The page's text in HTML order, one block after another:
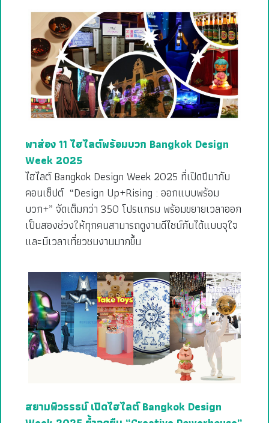
พาส่อง 11 ไฮไลต์พร้อมบวก Bangkok Design
Week 2025
ไฮไลต์ Bangkok Design Week 2025 ที่เปิดปีมากับ
คอนเซ็ปต์ “Design Up+Rising : ออกแบบพร้อม
บวก+” จัดเต็มกว่า 350 โปรแกรม พร้อมขยายเวลาออก
เป็นสองช่วงให้ทุกคนสามารถดูงานดีไซน์กันได้แบบจุใจ
และมีเวลาเที่ยวชมงานมากขึ้น
สยามพิวรรธน์ เปิดไฮไลต์ Bangkok Design